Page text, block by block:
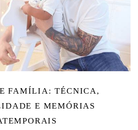
FAMÍLIA: TÉCNICA,
E MEMÓRIAS